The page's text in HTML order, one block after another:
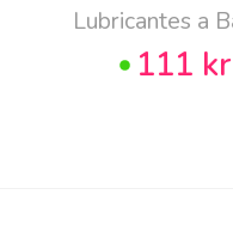
Lubricantes a
111 kr